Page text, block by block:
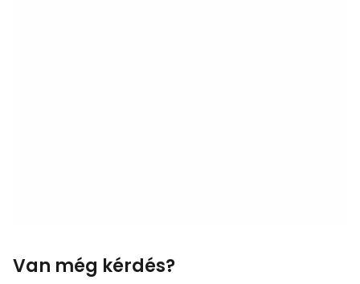
Van még kérdés?